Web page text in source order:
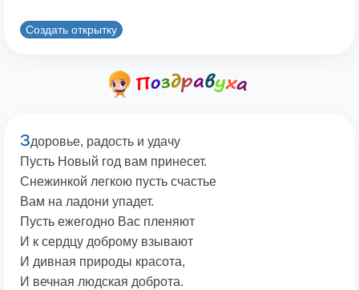
Создать открытку
Здоровье, радость и удачу
Пусть Новый год вам принесет.
Снежинкой легкою пусть счастье
Вам на ладони упадет.
Пусть ежегодно Вас пленяют
И к сердцу доброму взывают
И дивная природы красота,
И вечная людская доброта.